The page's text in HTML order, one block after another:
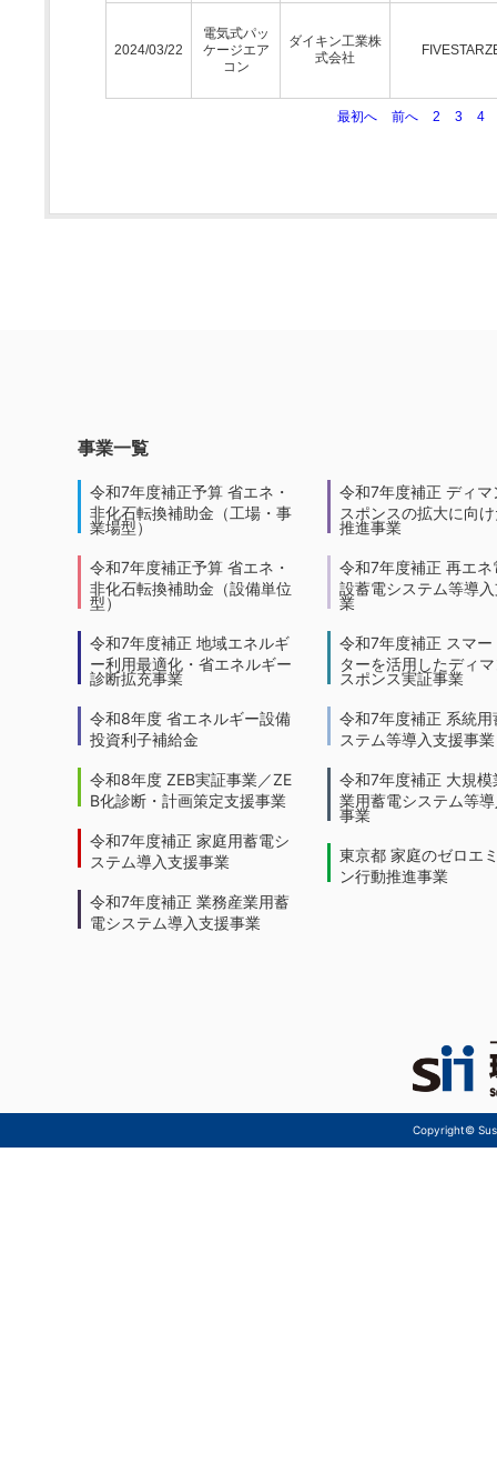
2024/03/22
電気式パッ
ケージエア
コン
ダイキン工業株
式会社
最初へ 前へ 2 3 4
事業一覧
令和7年度補正予算 省エネ・
非化石転換補助金（工場・事
業場型）
令和7年度補正予算 省エネ・
非化石転換補助金（設備単位
型）
令和7年度補正 地域エネルギ
ー利用最適化・省エネルギー
診断拡充事業
令和8年度 省エネルギー設備
投資利子補給金
令和8年度 ZEB実証事業／ZE
B化診断・計画策定支援事業
令和7年度補正 家庭用蓄電シ
ステム導入支援事業
令和7年度補正 業務産業用蓄
電システム導入支援事業
令和7年度補正 ディマ
スポンスの拡大に向
推進事業
令和7年度補正 再エネ
設蓄電システム等導
業
令和7年度補正 スマー
ターを活用したディ
スポンス実証事業
令和7年度補正 系統用
ステム等導入支援事業
令和7年度補正 大規模
業用蓄電システム等
事業
東京都 家庭のゼロエ
ン行動推進事業
Copyright©